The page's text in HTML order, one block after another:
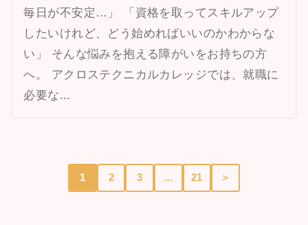
毎日が不安定…」 「資格を取ってスキルアップ
したいけれど、どう始めればいいのかわからな
い」 そんな悩みを抱える障がいをお持ちの方
へ。 アクロステクニカルカレッジでは、就職に
必要な...
1 2 3 … 21 ＞